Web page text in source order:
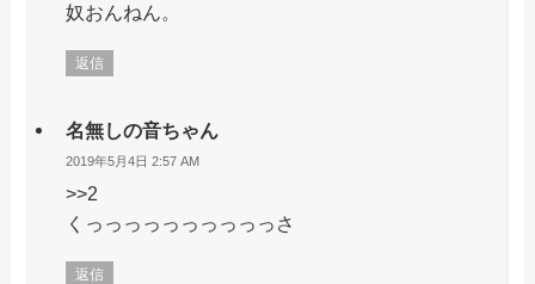
奴おんねん。
返信
名無しの音ちゃん
2019年5月4日 2:57 AM
>>2
くっっっっっっっっっっさ
返信